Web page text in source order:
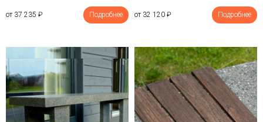
от 37 235 ₽ Подробнее от 32 120 ₽ Подробнее